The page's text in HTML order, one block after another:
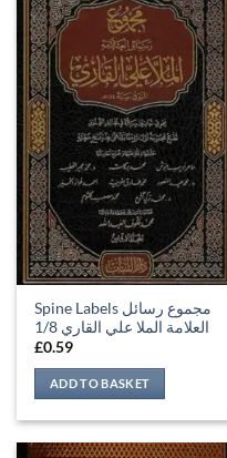
Spine Labels مجموع رسائل
العلامة الملا علي القاري 1/8
£0.59
ADD TO BASKET